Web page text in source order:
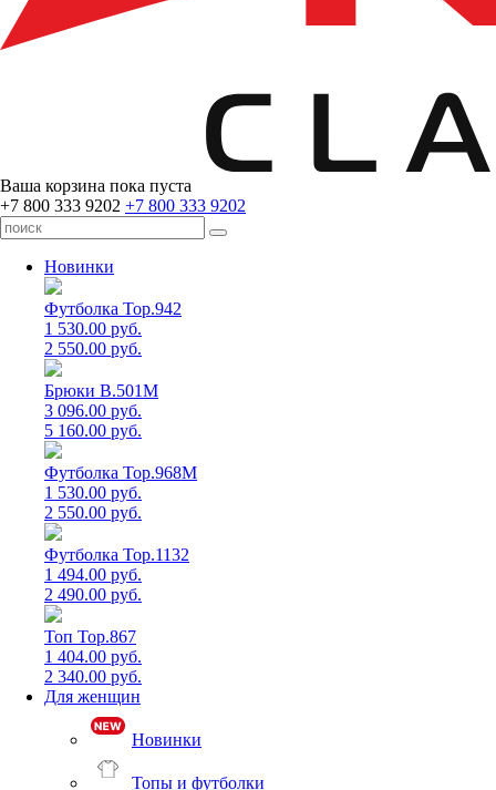
Ваша корзина пока пуста
+7 800 333 9202 +7 800 333 9202
Новинки
Футболка Top.942
1 530.00 руб.
2 550.00 руб.
Брюки B.501M
3 096.00 руб.
5 160.00 руб.
Футболка Top.968M
1 530.00 руб.
2 550.00 руб.
Футболка Top.1132
1 494.00 руб.
2 490.00 руб.
Топ Top.867
1 404.00 руб.
2 340.00 руб.
Для женщин
Новинки
Топы и футболки